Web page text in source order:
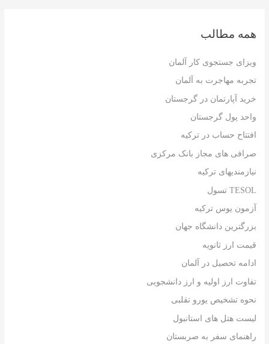
همه مطالب
ویزای جستجوی کار آلمان
تجربه مهاجرت به آلمان
خرید آپارتمان در گرجستان
واحد پول گرجستان
افتتاح حساب در ترکیه
صرافی های مجاز بانک مرکزی
نیازمندیهای ترکیه
TESOL تسول
آزمون یوس ترکیه
بزرگترین دانشگاه جهان
قیمت ارز ثانویه
ادامه تحصیل در آلمان
تفاوت ارز اولیه و ارز دانشجویی
نحوه تشخیص یورو تقلبی
لیست هتل های استانبول
راهنمای سفر به صربستان